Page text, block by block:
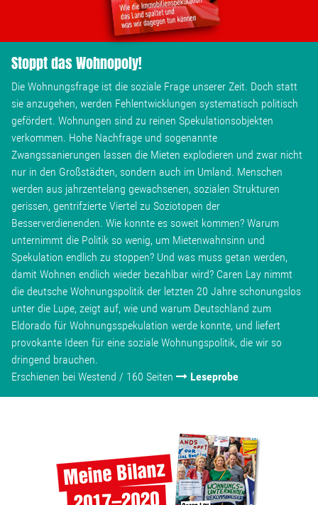
Stoppt das Wohnopoly!
Die Wohnungsfrage ist die soziale Frage unserer Zeit. Doch statt
sie anzugehen, werden Fehlentwicklungen systematisch politisch
gefördert. Wohnungen sind zu reinen Spekulationsobjekten
verkommen. Hohe Nachfrage und sogenannte
Zwangssanierungen lassen die Mieten explodieren und zwar nicht
nur in den Großstädten, sondern auch im Umland. Menschen
werden aus jahrzentelang gewachsenen, sozialen Strukturen
gerissen, gentrifzierte Viertel zu Soziotopen der
Besserverdienenden. Wie konnte es soweit kommen? Warum
unternimmt die Politik so wenig, um Mietenwahnsinn und
Spekulation endlich zu stoppen? Und was muss getan werden,
damit Wohnen endlich wieder bezahlbar wird? Caren Lay nimmt
die deutsche Wohnungspolitik der letzten 20 Jahre schonungslos
unter die Lupe, zeigt auf, wie und warum Deutschland zum
Eldorado für Wohnungsspekulation werde konnte, und liefert
provokante Ideen für eine soziale Wohnungspolitik, die wir so
dringend brauchen.
Erschienen bei Westend / 160 Seiten
Leseprobe